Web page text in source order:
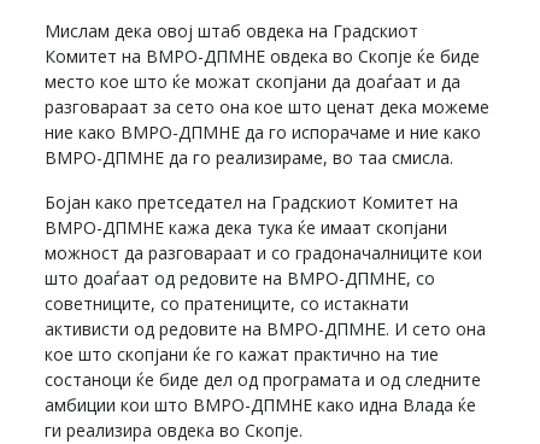
Мислам дека овој штаб овдека на Градскиот
Комитет на ВМРО-ДПМНЕ овдека во Скопје ќе биде
место кое што ќе можат скопјани да доаѓаат и да
разговараат за сето она кое што ценат дека можеме
ние како ВМРО-ДПМНЕ да го испорачаме и ние како
ВМРО-ДПМНЕ да го реализираме, во таа смисла.
Бојан како претседател на Градскиот Комитет на
ВМРО-ДПМНЕ кажа дека тука ќе имаат скопјани
можност да разговараат и со градоначалниците кои
што доаѓаат од редовите на ВМРО-ДПМНЕ, со
советниците, со пратениците, со истакнати
активисти од редовите на ВМРО-ДПМНЕ. И сето она
кое што скопјани ќе го кажат практично на тие
состаноци ќе биде дел од програмата и од следните
амбиции кои што ВМРО-ДПМНЕ како идна Влада ќе
ги реализира овдека во Скопје.